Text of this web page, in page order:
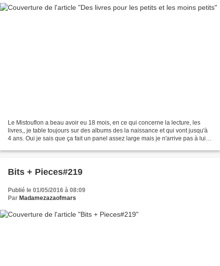
Le Mistouflon a beau avoir eu 18 mois, en ce qui concerne la lecture, les
livres,, je table toujours sur des albums des la naissance et qui vont jusqu'à
4 ans. Oui je sais que ça fait un panel assez large mais je n'arrive pas à lui
Bits + Pieces#219
Publié le 01/05/2016 à 08:09
Par Madamezazaofmars